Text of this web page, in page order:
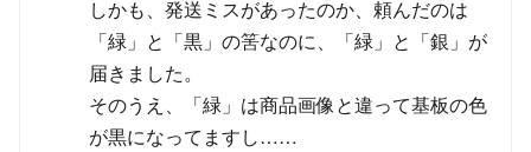
しかも、発送ミスがあったのか、頼んだのは
「緑」と「黒」の筈なのに、「緑」と「銀」が
届きました。
そのうえ、「緑」は商品画像と違って基板の色
が黒になってますし……